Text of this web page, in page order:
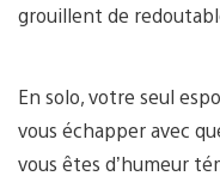
grouillent de
En solo, votre seul
vous échapper avec
vous êtes d’humeur